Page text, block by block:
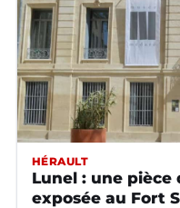
HÉRAULT
Lunel : une pièce
exposée au Fort